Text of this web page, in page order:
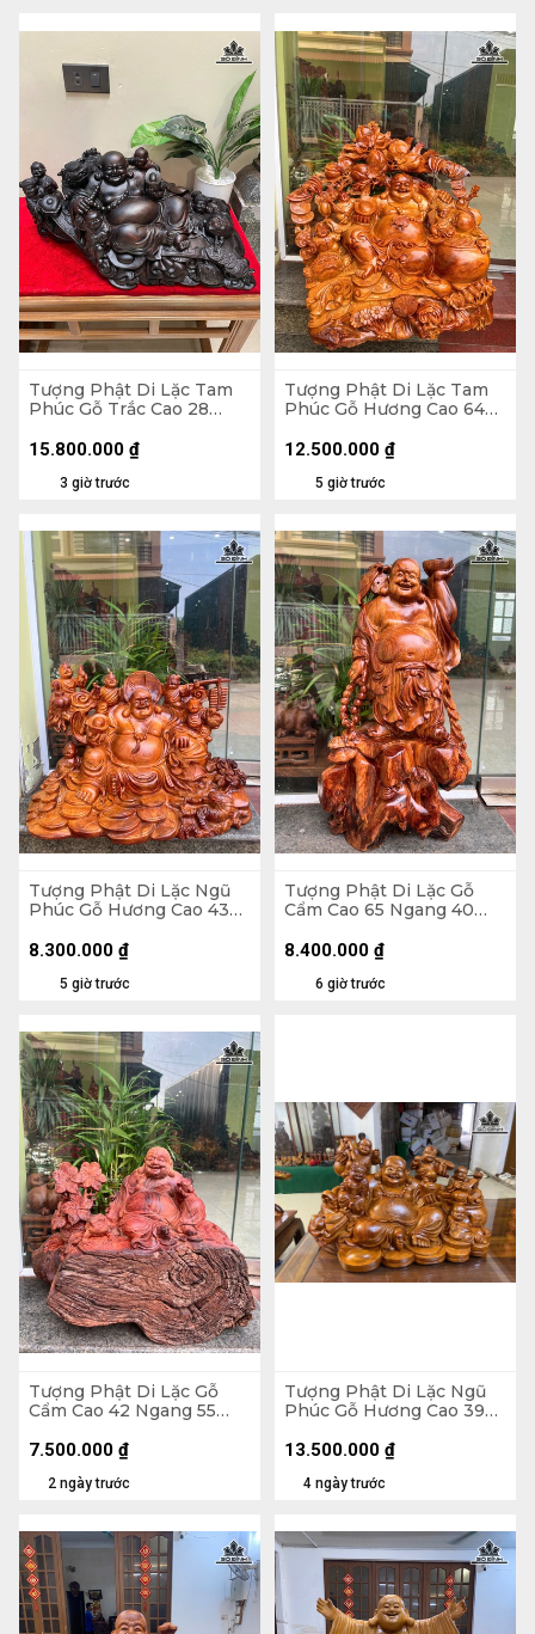
Tượng Phật Di Lặc Tam
Phúc Gỗ Trắc Cao 28
3 giờ trước
15.800.000 ₫
Tượng Phật Di Lặc Tam
Phúc Gỗ Hương Cao 64
5 giờ trước
12.500.000 ₫
Tượng Phật Di Lặc Ngũ
Phúc Gỗ Hương Cao 43
5 giờ trước
8.300.000 ₫
Tượng Phật Di Lặc Gỗ
Cẩm Cao 65 Ngang 40
6 giờ trước
8.400.000 ₫
Tượng Phật Di Lặc Gỗ
Cẩm Cao 42 Ngang 55
2 ngày trước
7.500.000 ₫
Tượng Phật Di Lặc Ngũ
Phúc Gỗ Hương Cao 39
4 ngày trước
13.500.000 ₫